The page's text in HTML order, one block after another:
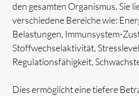
den gesamten Organismus. Sie
verschiedene Bereiche wie:
Belastungen, Immunsystem-
Stoffwechselaktivität,
Regulationsfähigkeit,
Dies ermöglicht eine tiefere